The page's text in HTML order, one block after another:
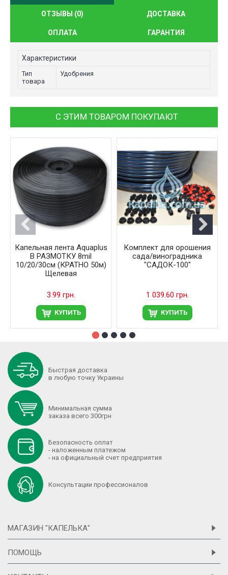
ОТЗЫВЫ (0) ДОСТАВКА
ОПЛАТА ГАРАНТИЯ
Характеристики
Тип
товара
Удобрения
С ЭТИМ ТОВАРОМ ПОКУПАЮТ
Капельная лента Aquaplus
В РАЗМОТКУ 8mil
10/20/30см (КРАТНО 50м)
Щелевая
3.99 грн.
КУПИТЬ
Комплект для орошения
сада/виноградника
"САДОК-100"
1 039.60 грн.
КУПИТЬ
Быстрая доставка
в любую точку Украины
Минимальная сумма
заказа всего 300грн
Безопасность оплат
- наложенным платежом
- на официальный счет предприятия
Консультации профессионалов
МАГАЗИН "КАПЕЛЬКА"
ПОМОЩЬ